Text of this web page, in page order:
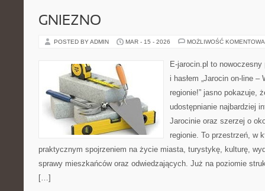
GNIEZNO
POSTED BY ADMIN MAR - 15 - 2026 MOŻLIWOŚĆ
E-jarocin.pl to
i hasłem „Jarocin on-line
regionie!” jasno pokazuje,
udostępnianie najbardziej
Jarocinie oraz szerzej o
regionie. To przestrzeń, w
praktycznym spojrzeniem na życie miasta, turystykę, kulturę,
sprawy mieszkańców oraz odwiedzających. Już na poziomie
[…]